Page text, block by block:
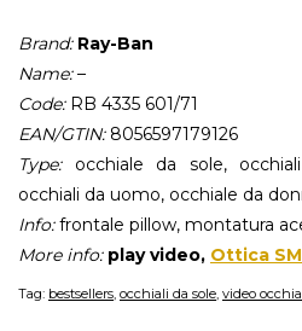
Brand: Ray-Ban
Name:–
Code:RB 4335 601/71
EAN/GTIN:8056597179126
Type:occhiale da sole,
occhiali da uomo, occhiale da
Info:frontale pillow, montatura
More info:play video, Ottica SM
Tag: bestsellers, occhiali da sole, video